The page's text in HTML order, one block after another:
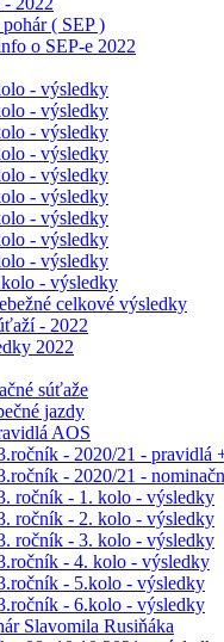
( SEP )
o SEP-e 2022
- výsledky
- výsledky
- výsledky
- výsledky
- výsledky
- výsledky
- výsledky
- výsledky
- výsledky
- výsledky
celkové výsledky
- 2022
2022
súťaže
jazdy
AOS
- 2020/21 - pravidlá
- 2020/21 -
ročník - 1. kolo - výsledky
ročník - 2. kolo - výsledky
ročník - 3. kolo - výsledky
- 4. kolo - výsledky
- 5.kolo - výsledky
- 6.kolo - výsledky
Slavomila Rusiňáka